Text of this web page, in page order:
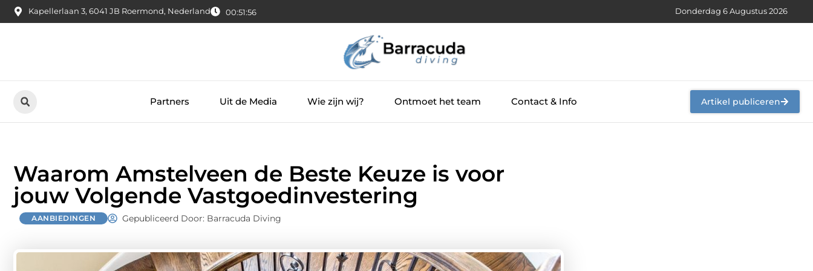
Kapellerlaan 3, 6041 JB Roermond, Nederland 00:51:57 Donderdag 6 Augustus 2026
Partners Uit de Media Wie zijn wij? Ontmoet het team Contact & Info Artikel publiceren
Waarom Amstelveen de Beste Keuze is voor
jouw Volgende Vastgoedinvestering
AANBIEDINGEN Gepubliceerd Door: Barracuda Diving